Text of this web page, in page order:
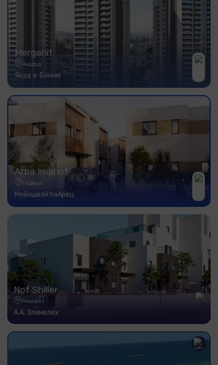
Merganit
Ашдод
Яхад а-Боним
Arba Imahot
Гедера
Мейошвэй hаАрец
Nof Shiller
Реховот
А.А. Элимелех